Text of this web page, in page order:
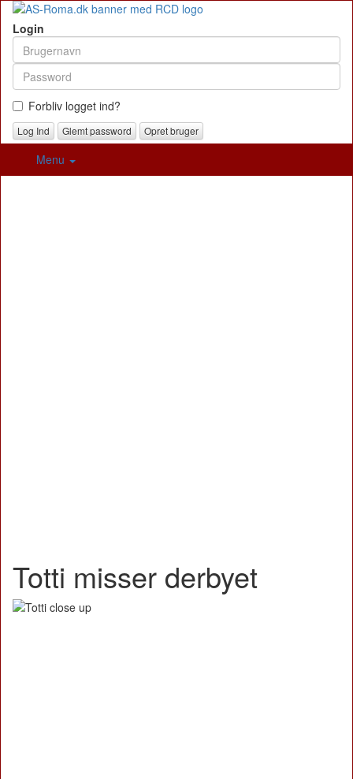
Login
Forbliv logget ind?
Glemt password Opret bruger
Menu
Totti misser derbyet